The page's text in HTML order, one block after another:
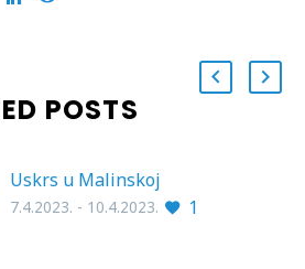
POSTS
Uskrs u Malinskoj
1
7.4.2023. - 10.4.2023.